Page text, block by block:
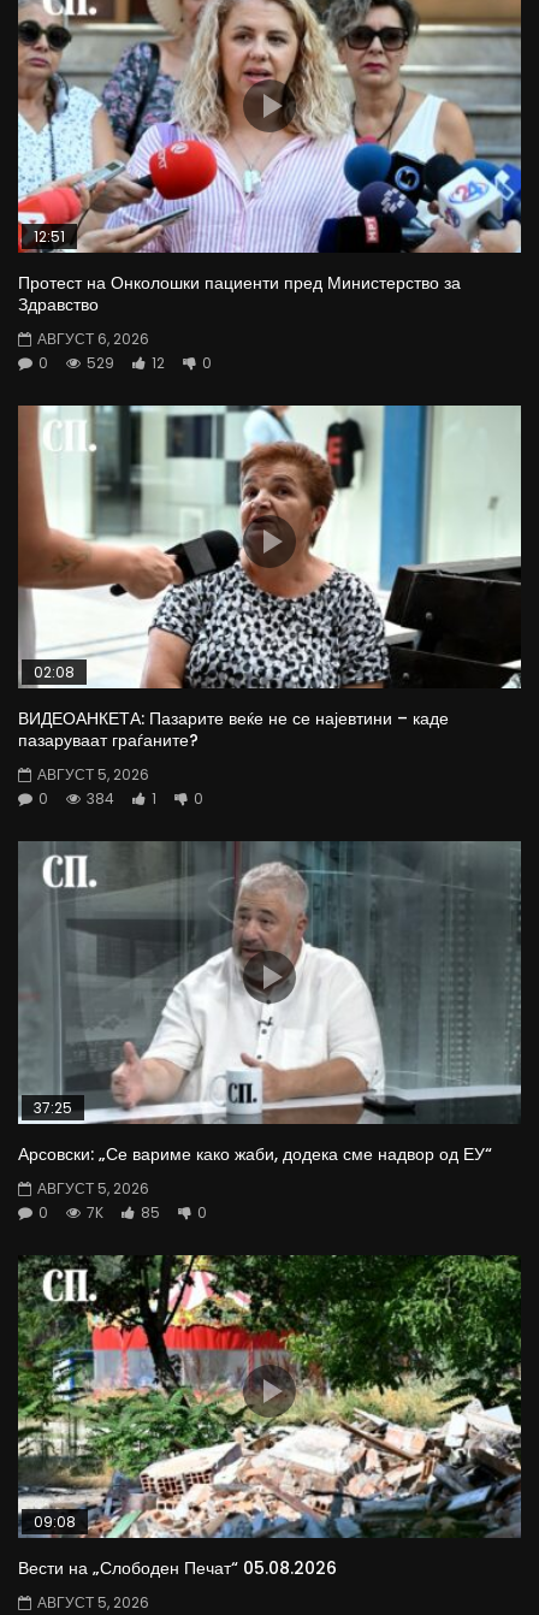
12:51
Протест на Онколошки пациенти пред Министерство за
Здравство
АВГУСТ 6, 2026
0
529 12 0
02:08
ВИДЕОАНКЕТА: Пазарите веќе не се најевтини – каде
пазаруваат граѓаните?
АВГУСТ 5, 2026
0
384 1 0
37:25
Арсовски: „Се вариме како жаби, додека сме надвор од ЕУ“
АВГУСТ 5, 2026
0
7K 85 0
09:08
Вести на „Слободен Печат“ 05.08.2026
АВГУСТ 5, 2026